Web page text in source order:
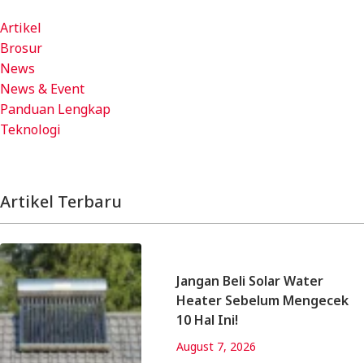
Artikel
Brosur
News
News & Event
Panduan Lengkap
Teknologi
Artikel Terbaru
Jangan Beli Solar Water
Heater Sebelum Mengecek
10 Hal Ini!
August 7, 2026